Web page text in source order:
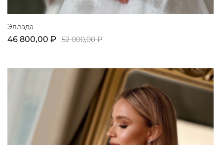
Эллада
46 800,00 ₽ 52 000,00 ₽